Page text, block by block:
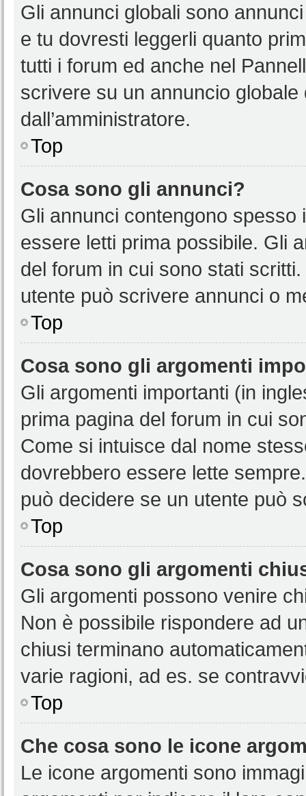
Gli annunci globali sono
e tu dovresti leggerli quanto
tutti i forum ed anche nel
scrivere su un annuncio
dall’amministratore.
Top
Cosa sono gli annunci?
Gli annunci contengono
essere letti prima possibile. Gli
del forum in cui sono stati
utente può scrivere annunci o
Top
Cosa sono gli argomenti
Gli argomenti importanti (in
prima pagina del forum in cui
Come si intuisce dal nome
dovrebbero essere lette
può decidere se un utente può
Top
Cosa sono gli argomenti
Gli argomenti possono venire
Non è possibile rispondere ad
chiusi terminano
varie ragioni, ad es. se
Top
Che cosa sono le icone
Le icone argomenti sono